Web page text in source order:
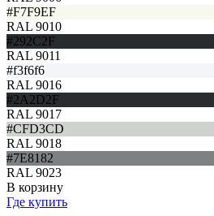
#F7F9EF
RAL 9010
#292C2F
RAL 9011
#f3f6f6
RAL 9016
#2A2D2F
RAL 9017
#CFD3CD
RAL 9018
#7E8182
RAL 9023
В корзину
Где купить